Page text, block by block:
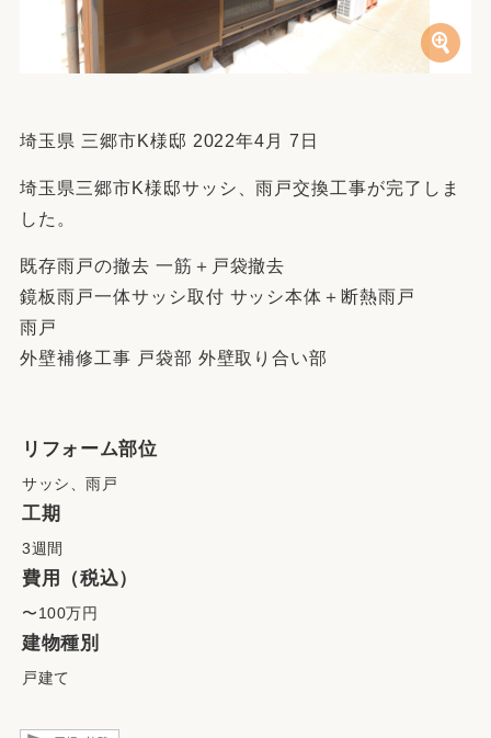
埼玉県 三郷市K様邸 2022年4月 7日
埼玉県三郷市K様邸サッシ、雨戸交換工事が完了しま
した。
既存雨戸の撤去 一筋＋戸袋撤去
鏡板雨戸一体サッシ取付 サッシ本体＋断熱雨戸
雨戸
外壁補修工事 戸袋部 外壁取り合い部
リフォーム部位
サッシ、雨戸
工期
3週間
費用（税込）
〜100万円
建物種別
戸建て